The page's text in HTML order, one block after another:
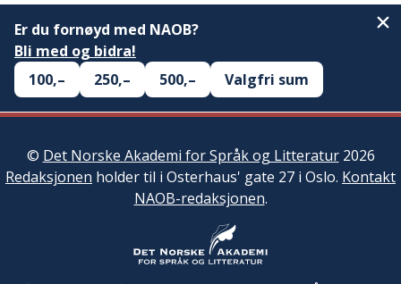
Er du fornøyd med NAOB?
Bli med og bidra!
100,–
250,– 500,– Valgfri sum
© Det Norske Akademi for Språk og Litteratur2026
Redaksjonen holder til i Osterhaus' gate 27 i Oslo. Kontakt
NAOB-redaksjonen.